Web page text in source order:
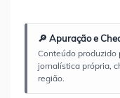
🔎 Apuração e
Conteúdo produzido
jornalística própria,
região.